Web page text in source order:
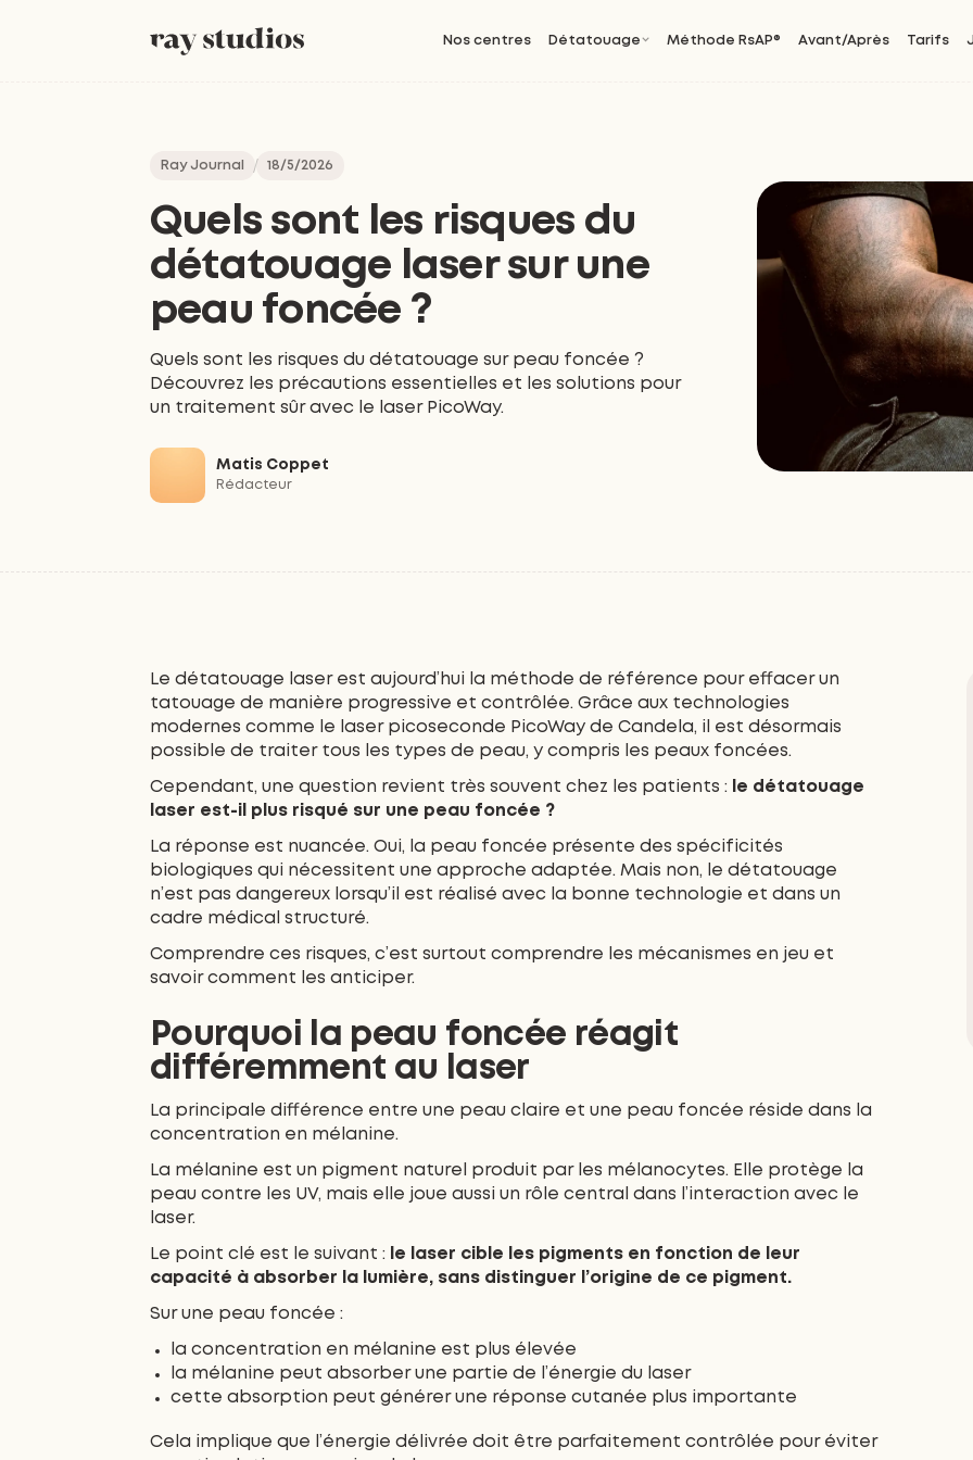
Nos centres Détatouage Méthode RsAP® Avant/Après Tarifs
Ray Journal 18/5/2026
Quels sont les risques du
détatouage laser sur une
peau foncée ?
Quels sont les risques du détatouage sur peau foncée ?
Découvrez les précautions essentielles et les solutions pour
un traitement sûr avec le laser PicoWay.
Matis Coppet
Rédacteur
Le détatouage laser est aujourd’hui la méthode de référence pour effacer un
tatouage de manière progressive et contrôlée. Grâce aux technologies
modernes comme le laser picoseconde PicoWay de Candela, il est désormais
possible de traiter tous les types de peau, y compris les peaux foncées.
Cependant, une question revient très souvent chez les patients :
le détatouage
laser est-il plus risqué sur une peau foncée ?
La réponse est nuancée. Oui, la peau foncée présente des spécificités
biologiques qui nécessitent une approche adaptée. Mais non, le détatouage
n’est pas dangereux lorsqu’il est réalisé avec la bonne technologie et dans un
cadre médical structuré.
Comprendre ces risques, c’est surtout comprendre les mécanismes en jeu et
savoir comment les anticiper.
Pourquoi la peau foncée réagit
différemment au laser
La principale différence entre une peau claire et une peau foncée réside dans la
concentration en mélanine.
La mélanine est un pigment naturel produit par les mélanocytes. Elle protège la
peau contre les UV, mais elle joue aussi un rôle central dans l’interaction avec le
laser.
Le point clé est le suivant :
le laser cible les pigments en fonction de leur
capacité à absorber la lumière, sans distinguer l’origine de ce pigment.
Sur une peau foncée :
la concentration en mélanine est plus élevée
la mélanine peut absorber une partie de l’énergie du laser
cette absorption peut générer une réponse cutanée plus importante
Cela implique que l’énergie délivrée doit être parfaitement contrôlée pour éviter